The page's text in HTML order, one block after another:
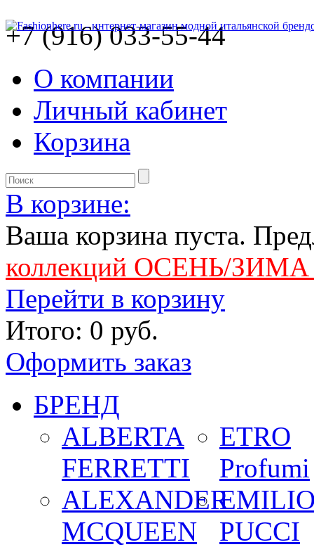
+7 (916) 033-55-44
О компании
Личный кабинет
Корзина
В корзине:
Ваша корзина пуста.
коллекций ОСЕНЬ/ЗИМА
Перейти в корзину
Итого: 0 руб.
Оформить заказ
БРЕНД
ALBERTA
FERRETTI
ALEXANDER
MCQUEEN
ETRO
Profumi
PUCCI